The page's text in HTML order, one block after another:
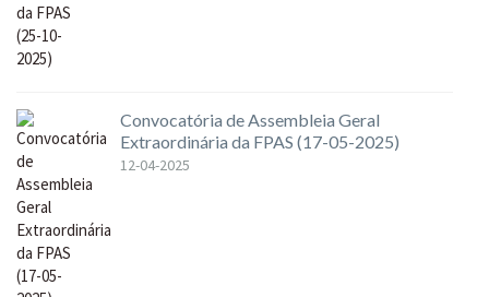
Convocatória de Assembleia Geral
Extraordinária da FPAS (17-05-2025)
12-04-2025